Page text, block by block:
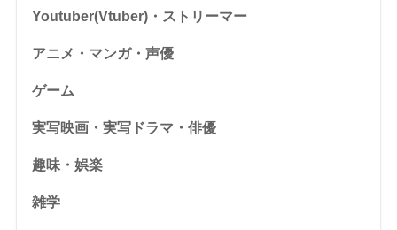
Youtuber(Vtuber)・ストリーマー
アニメ・マンガ・声優
ゲーム
実写映画・実写ドラマ・俳優
趣味・娯楽
雑学